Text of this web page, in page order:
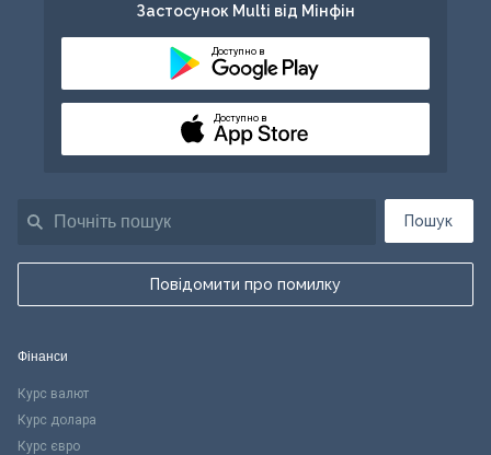
Пошук
Повідомити про помилку
Застосунок Multi від Мінфін
Доступно в
Доступно в
Фінанси
Курс валют
Курс долара
Курс євро